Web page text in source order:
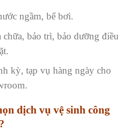
ngầm, bể bơi.
bảo trì, bảo dưỡng điều
kỳ, tạp vụ hàng ngày cho
dịch vụ vệ sinh công